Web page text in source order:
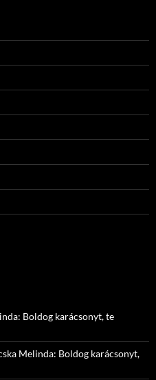
Boldog karácsonyt, te
Melinda: Boldog karácsonyt,